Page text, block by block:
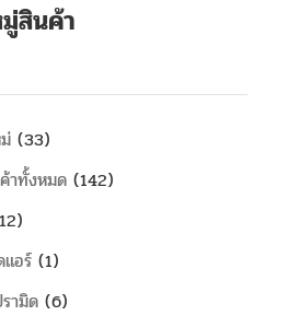
สินค้า
33
าทั้งหมด 142
12
แอร์ 1
ามิด 6